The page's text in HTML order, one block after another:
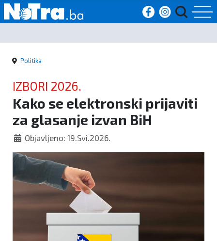
Početna
Vijesti
Sport
Kultura
Crna
kronika
Politika
Zanimljivosti
Politika
IZBORI 2026.
Kako se elektronski prijaviti
za glasanje izvan BiH
Objavljeno: 19.Svi.2026.